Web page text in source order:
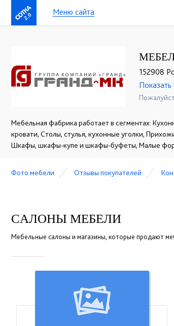
2.0 Меню сайта
152908
☎+7
Мебельная фабрика работает в сегментах:
кровати, Столы, стулья, кухонные уголки,
Шкафы, шкафы-купе и шкафы-буфеты, Малые
Фото мебели Отзывы покупателей
CАЛОНЫ МЕБЕЛИ
Мебельные салоны и магазины, которые продают